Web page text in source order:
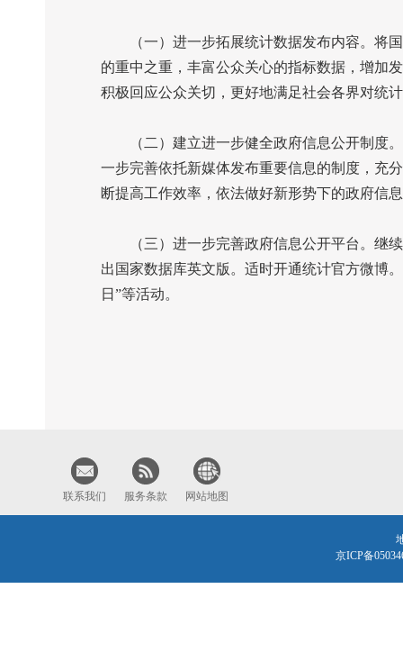
（一）进一步拓展统计数据发布内容。将国
的重中之重，丰富公众关心的指标数据，增加
积极回应公众关切，更好地满足社会各界对统
（二）建立进一步健全政府信息公开制度。
一步完善依托新媒体发布重要信息的制度，充
断提高工作效率，依法做好新形势下的政府信
（三）进一步完善政府信息公开平台。继续
出国家数据库英文版。适时开通统计官方微博
日”等活动。
联系我们 服务条款 网站地图
京ICP备